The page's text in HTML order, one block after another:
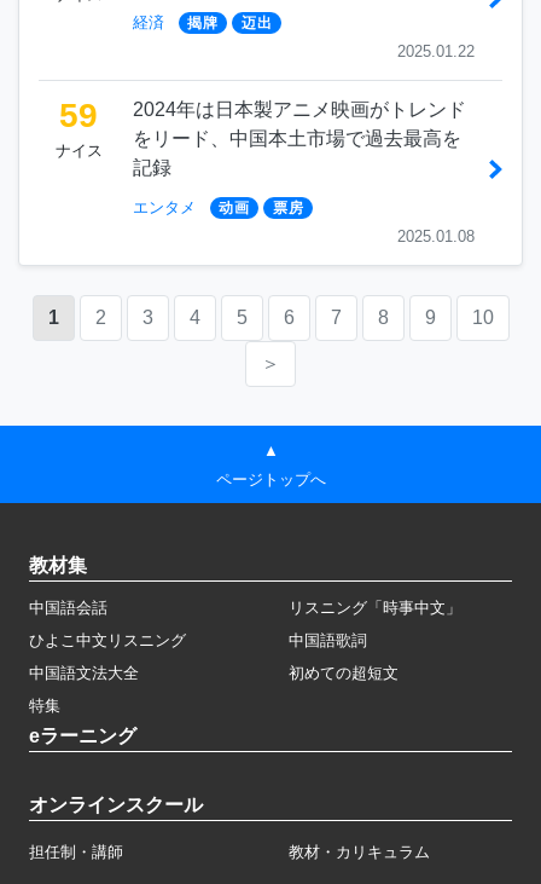
経済 揭牌 迈出
2025.01.22
59
ナイス
2024年は日本製アニメ映画がトレンド
をリード、中国本土市場で過去最高を
記録
エンタメ 动画 票房
2025.01.08
1 2 3 4 5 6 7 8 9 10
＞
▲
ページトップへ
教材集
中国語会話
リスニング「時事中文」
ひよこ中文リスニング
中国語歌詞
中国語文法大全
初めての超短文
特集
eラーニング
オンラインスクール
担任制・講師 教材・カリキュラム